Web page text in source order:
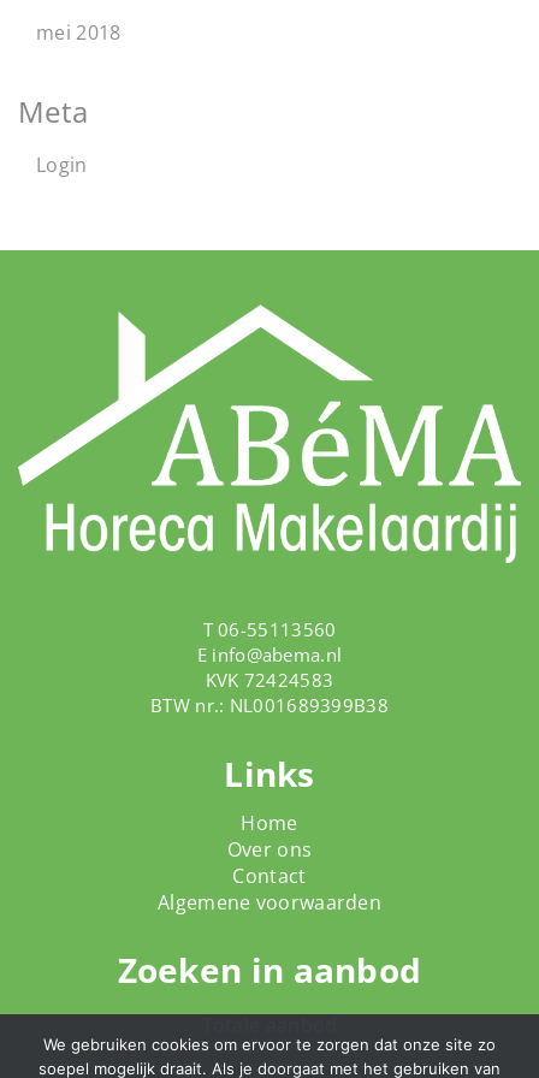
mei 2018
Meta
Login
T 06-55113560
E info@abema.nl
KVK 72424583
BTW nr.: NL001689399B38
Links
Home
Over ons
Contact
Algemene voorwaarden
Zoeken in aanbod
We gebruiken cookies om ervoor te zorgen dat onze site zo
soepel mogelijk draait. Als je doorgaat met het gebruiken van